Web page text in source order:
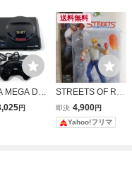
MEGA DRI
2510 セ
円
送料無料
STREETS OF RA
GE ベア・ナック
ル アクセル・スト
ーン フィギュア
即決 4,900円
Yahoo!フリマ